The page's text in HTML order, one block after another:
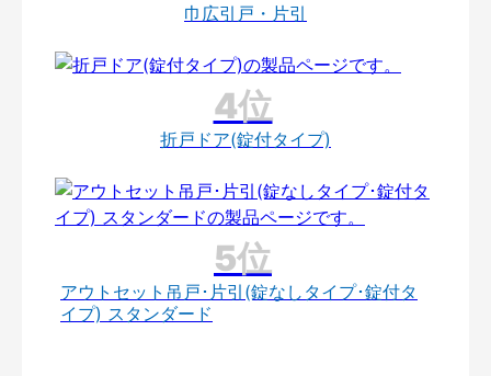
巾広引戸・片引
折戸ドア(錠付タイプ)
アウトセット吊戸･片引(錠なしタイプ･錠付タ
イプ) スタンダード